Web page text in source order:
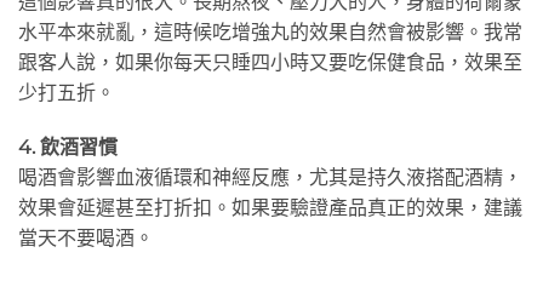
水平本來就亂，這時候吃增強丸的效果自然會被影響。我常
跟客人說，如果你每天只睡四小時又要吃保健食品，效果至
少打五折。
4. 飲酒習慣
喝酒會影響血液循環和神經反應，尤其是持久液搭配酒精，
效果會延遲甚至打折扣。如果要驗證產品真正的效果，建議
當天不要喝酒。